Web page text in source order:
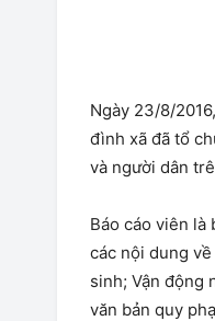
Ngày 23/8/
đình xã đã tổ
và người dân
Báo cáo viên là
các nội dung
sinh; Vận động
văn bản quy